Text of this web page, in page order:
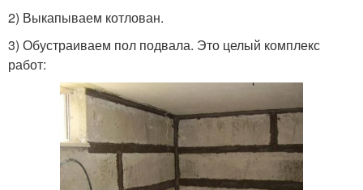
2) Выкапываем котлован.
3) Обустраиваем пол подвала. Это целый комплекс
работ: